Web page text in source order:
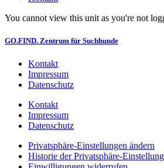
You cannot view this unit as you're not
GO.FIND. Zentrum für Suchhunde
Kontakt
Impressum
Datenschutz
Kontakt
Impressum
Datenschutz
Privatsphäre-Einstellungen ändern
Historie der Privatsphäre-